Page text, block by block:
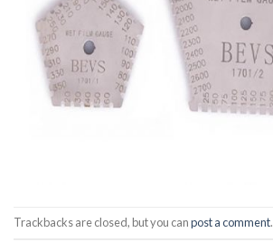
Trackbacks are closed, but you canpost a comment.